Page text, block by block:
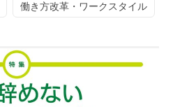
働き方改革・ワークスタイル